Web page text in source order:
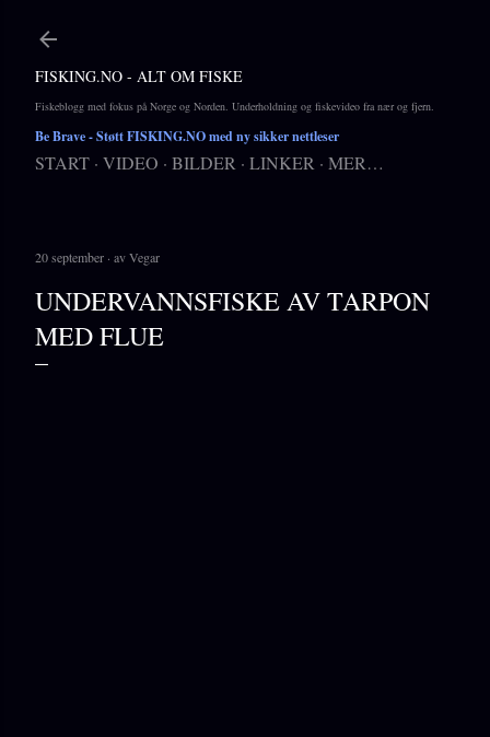
FISKING.NO - ALT OM FISKE
Fiskeblogg med fokus på Norge og Norden. Underholdning og fiskevideo fra nær og fjern.
Be Brave- Støtt FISKING.NO med ny sikker nettleser
START VIDEO BILDER LINKER MER…
20 september avVegar
UNDERVANNSFISKE AV TARPON
MED FLUE